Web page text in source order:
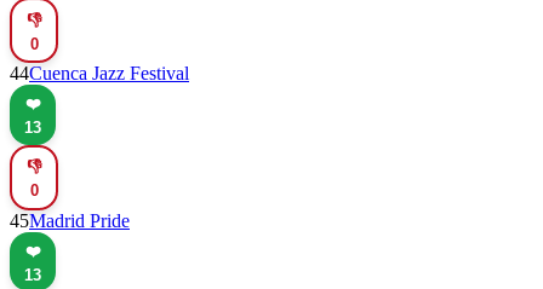
👎
0
44Cuenca Jazz Festival
❤️
13
👎
0
45Madrid Pride
❤️
13